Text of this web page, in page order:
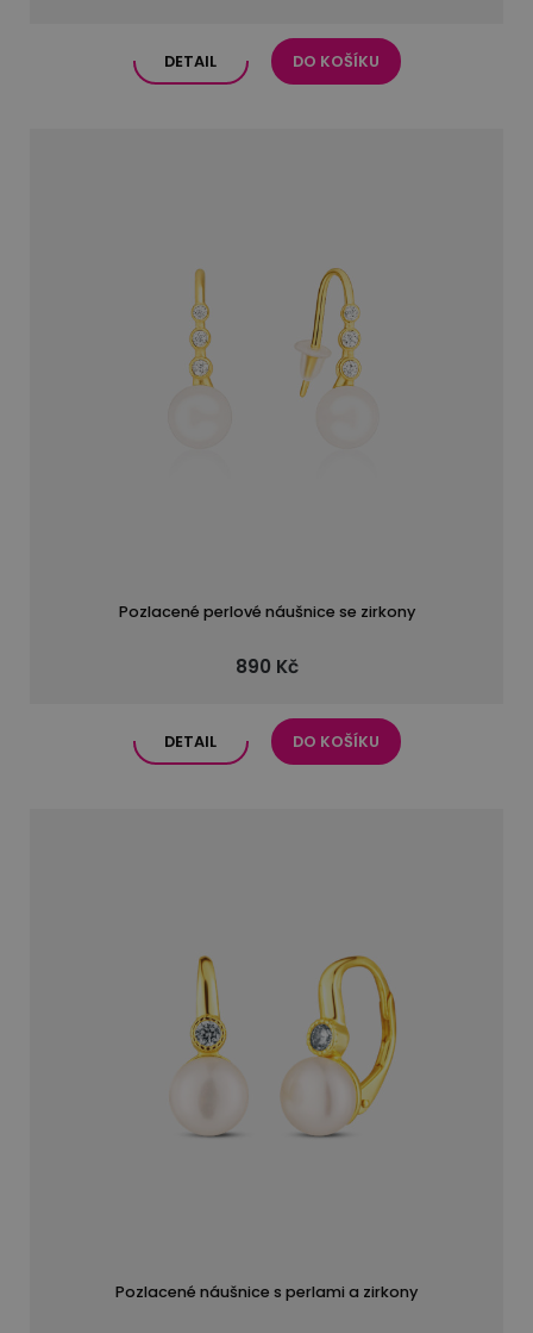
DETAIL DO KOŠÍKU
Pozlacené perlové náušnice se zirkony
890 Kč
DETAIL DO KOŠÍKU
Pozlacené náušnice s perlami a zirkony